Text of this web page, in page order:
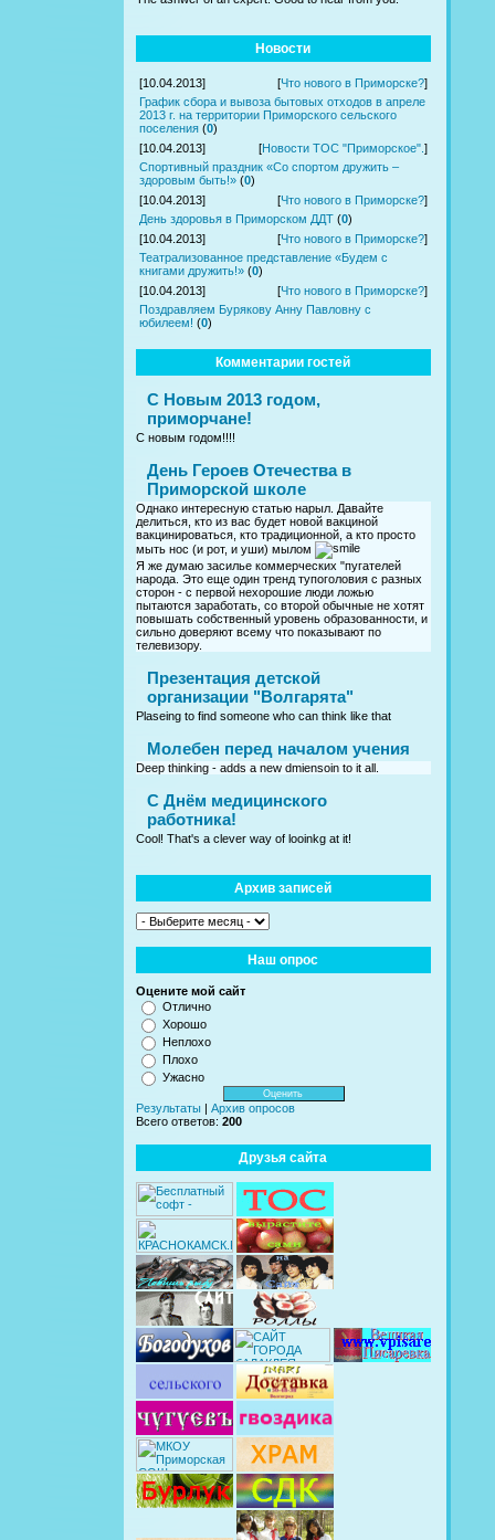
Новости
[10.04.2013] [Что нового в Приморске?]
График сбора и вывоза бытовых отходов в апреле
2013 г. на территории Приморского сельского
поселения (0)
[10.04.2013]
[Новости ТОС "Приморское". ]
Спортивный праздник «Со спортом дружить –
здоровым быть!» (0)
[10.04.2013]
[Что нового в Приморске?]
День здоровья в Приморском ДДТ (0)
[10.04.2013]
[Что нового в Приморске?]
Театрализованное представление «Будем с
книгами дружить!» (0)
[10.04.2013]
[Что нового в Приморске?]
Поздравляем Бурякову Анну Павловну с
юбилеем! (0)
Комментарии гостей
С Новым 2013 годом,
приморчане!
С новым годом!!!!
День Героев Отечества в
Приморской школе
Однако интересную статью нарыл. Давайте
делиться, кто из вас будет новой вакциной
вакцинироваться, кто традиционной, а кто просто
мыть нос (и рот, и уши) мылом
Я же думаю засилье коммерческих "пугателей
народа. Это еще один тренд тупоголовия с разных
сторон - с первой нехорошие люди ложью
пытаются заработать, со второй обычные не хотят
повышать собственный уровень образованности, и
сильно доверяют всему что показывают по
телевизору.
Презентация детской
организации "Волгарята"
Plaseing to find someone who can think like that
Молебен перед началом учения
Deep thinking - adds a new dmiensoin to it all.
C Днём медицинского
работника!
Cool! That's a clever way of looinkg at it!
Архив записей
Наш опрос
Оцените мой сайт
Отлично
Хорошо
Неплохо
Плохо
Ужасно
Результаты
Архив опросов
Всего ответов: 200
Друзья сайта